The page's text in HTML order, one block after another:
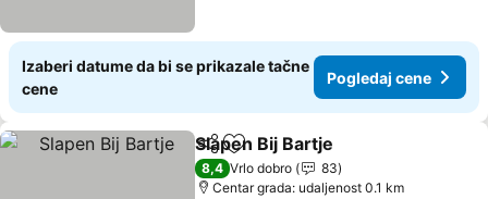
Izaberi datume da bi se prikazale tačne
cene
Pogledaj cene
Deli Dodati u favorite
Slapen Bij Bartje
8,4 Vrlo dobro
83
Centar grada: udaljenost 0.1 km